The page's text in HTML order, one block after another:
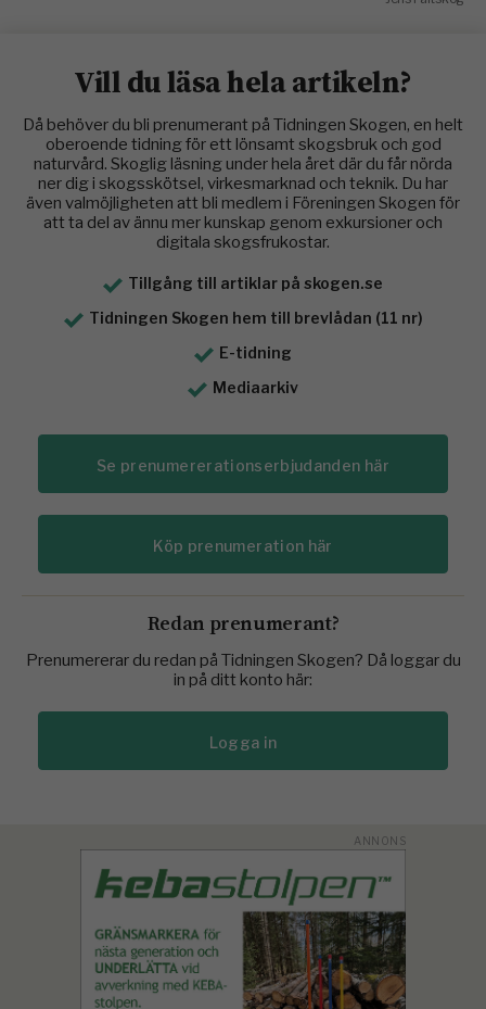
Vill du läsa hela artikeln?
Då behöver du bli prenumerant på Tidningen Skogen, en helt
oberoende tidning för ett lönsamt skogsbruk och god
naturvård. Skoglig läsning under hela året där du får nörda
ner dig i skogsskötsel, virkesmarknad och teknik. Du har
även valmöjligheten att bli medlem i Föreningen Skogen för
att ta del av ännu mer kunskap genom exkursioner och
digitala skogsfrukostar.
Tillgång till artiklar på skogen.se
Tidningen Skogen hem till brevlådan (11 nr)
E-tidning
Mediaarkiv
Se prenumererationserbjudanden här
Köp prenumeration här
Redan prenumerant?
Prenumererar du redan på Tidningen Skogen? Då loggar du
in på ditt konto här:
Logga in